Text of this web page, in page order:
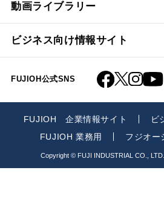
動画ライブラリー
ビジネス向け情報サイト
FUJIOH公式SNS
FUJIOH 企業情報サイト
ビ
FUJIOH 業務用
フジオー
Copyright © FUJI INDUSTRIAL CO.,